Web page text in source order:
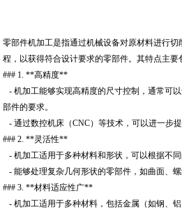
零部件机加工是指通过机械设备对原材料进行
程，以获得符合设计要求的零部件。其特点主要
### 1. **高精度**
- 机加工能够实现高精度的尺寸控制，通常可
部件的要求。
- 通过数控机床（CNC）等技术，可以进一步
### 2. **灵活性**
- 机加工适用于多种材料和形状，可以根据不
- 能够处理复杂几何形状的零部件，如曲面、螺
### 3. **材料适应性广**
- 机加工适用于多种材料，包括金属（如钢、